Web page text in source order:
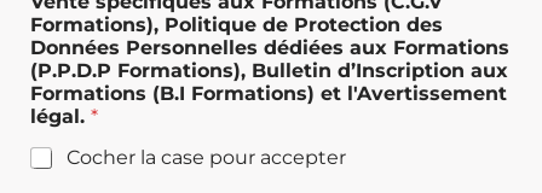
Formations), Politique de Protection des
Données Personnelles dédiées aux Formations
(P.P.D.P Formations), Bulletin d’Inscription aux
Formations (B.I Formations) et l'Avertissement
légal. *
Cocher la case pour accepter